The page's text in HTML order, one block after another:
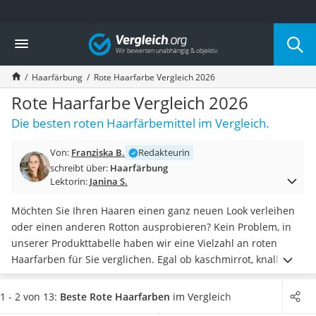
Die beliebtesten Vergleiche nach Kategorie
Drogerie
Inhalator
Haarschneider
Rollator
Braun Rasierer
Katzenklappe (Chip)
Masturbator
Massagepistole
Reisehaartrockner
Eiweißpulver
Magnesiumpräparat
Katzenklappe
Nackenmassagegerät
Zeckenschutz Katze
Vergleich
Haarfärbung Rote Haarfarbe Vergleich 2026
Rote Haarfarbe Vergleich 2026
Die besten roten Haarfärbemittel im Vergleich.
Von: Franziska B.
Redakteurin
schreibt über: Haarfärbung
Lektorin: Janina S.
Möchten Sie Ihren Haaren einen ganz neuen Look verleihen
oder einen anderen Rotton ausprobieren? Kein Problem, in
unserer Produkttabelle haben wir eine Vielzahl an roten
Haarfarben für Sie verglichen. Egal ob kaschmirrot, knallrot
oder dunkelrot: Sie werden sicherlich fündig. In diversen
Online-Tests kann zwischen unterschiedlichen roten
1 - 2 von 13: Beste Rote Haarfarben im Vergleich